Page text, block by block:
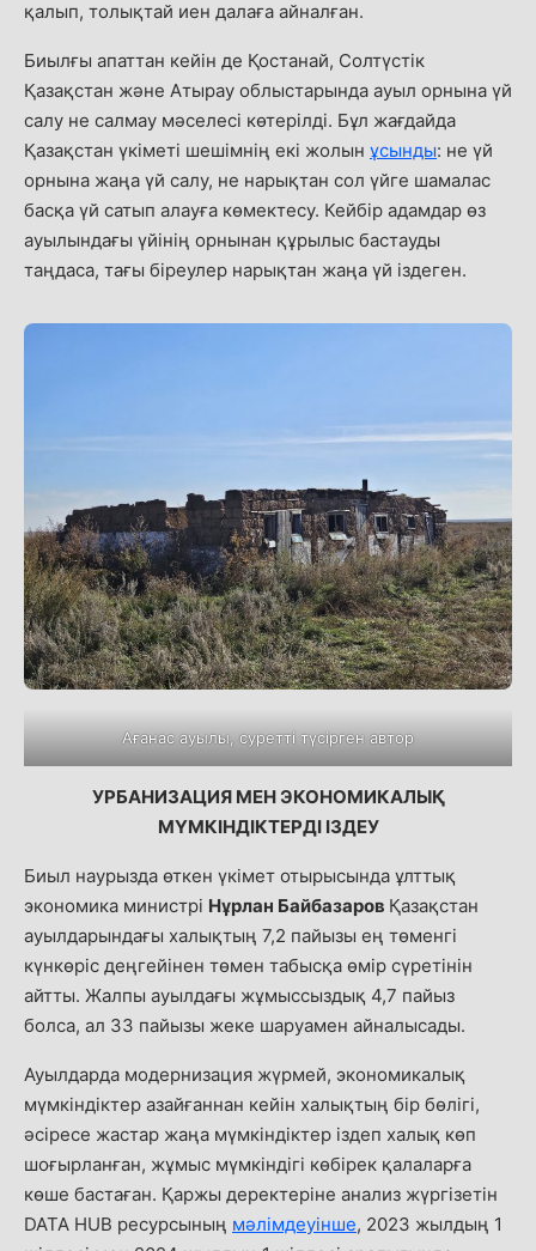
қалып, толықтай иен далаға айналған.
Биылғы апаттан кейін де Қостанай, Солтүстік
Қазақстан және Атырау облыстарында ауыл орнына үй
салу не салмау мәселесі көтерілді. Бұл жағдайда
Қазақстан үкіметі шешімнің екі жолын ұсынды: не үй
орнына жаңа үй салу, не нарықтан сол үйге шамалас
басқа үй сатып алауға көмектесу. Кейбір адамдар өз
ауылындағы үйінің орнынан құрылыс бастауды
таңдаса, тағы біреулер нарықтан жаңа үй іздеген.
Ағанас ауылы, суретті түсірген автор
УРБАНИЗАЦИЯ МЕН ЭКОНОМИКАЛЫҚ
МҮМКІНДІКТЕРДІ ІЗДЕУ
Биыл наурызда өткен үкімет отырысында ұлттық
экономика министрі Нұрлан Байбазаров Қазақстан
ауылдарындағы халықтың 7,2 пайызы ең төменгі
күнкөріс деңгейінен төмен табысқа өмір сүретінін
айтты. Жалпы ауылдағы жұмыссыздық 4,7 пайыз
болса, ал 33 пайызы жеке шаруамен айналысады.
Ауылдарда модернизация жүрмей, экономикалық
мүмкіндіктер азайғаннан кейін халықтың бір бөлігі,
әсіресе жастар жаңа мүмкіндіктер іздеп халық көп
шоғырланған, жұмыс мүмкіндігі көбірек қалаларға
көше бастаған. Қаржы деректеріне анализ жүргізетін
DATA HUB ресурсының мәлімдеуінше, 2023 жылдың 1